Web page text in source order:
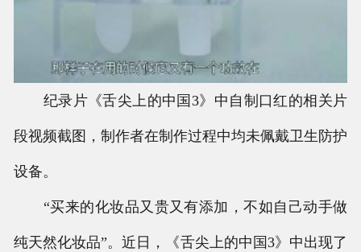
纪录片《舌尖上的中国3》中自制口红的相关片
段视频截图，制作者在制作过程中均未佩戴卫生防护
设备。
“买来的化妆品又贵又有添加，不如自己动手做
纯天然化妆品”。近日，《舌尖上的中国3》中出现了